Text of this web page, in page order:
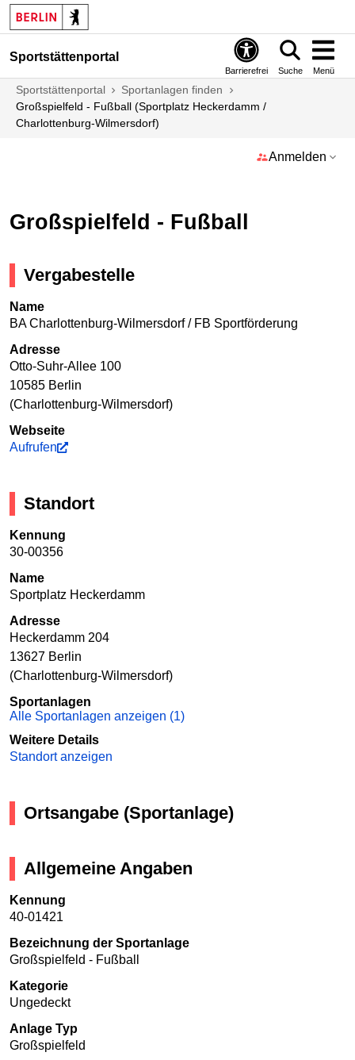
Sportstättenportal
Barrierefrei Suche Menü
Sportstättenportal
Sportanlagen finden
Großspielfeld - Fußball (Sportplatz Heckerdamm /
Charlottenburg-Wilmersdorf)
Anmelden
Großspielfeld - Fußball
Vergabestelle
Name
BA Charlottenburg-Wilmersdorf / FB Sportförderung
Adresse
Otto-Suhr-Allee 100
10585 Berlin
(Charlottenburg-Wilmersdorf)
Webseite
Aufrufen
Standort
Kennung
30-00356
Name
Sportplatz Heckerdamm
Adresse
Heckerdamm 204
13627 Berlin
(Charlottenburg-Wilmersdorf)
Sportanlagen
Alle Sportanlagen anzeigen (1)
Weitere Details
Standort anzeigen
Ortsangabe (Sportanlage)
Allgemeine Angaben
Kennung
40-01421
Bezeichnung der Sportanlage
Großspielfeld - Fußball
Kategorie
Ungedeckt
Anlage Typ
Großspielfeld